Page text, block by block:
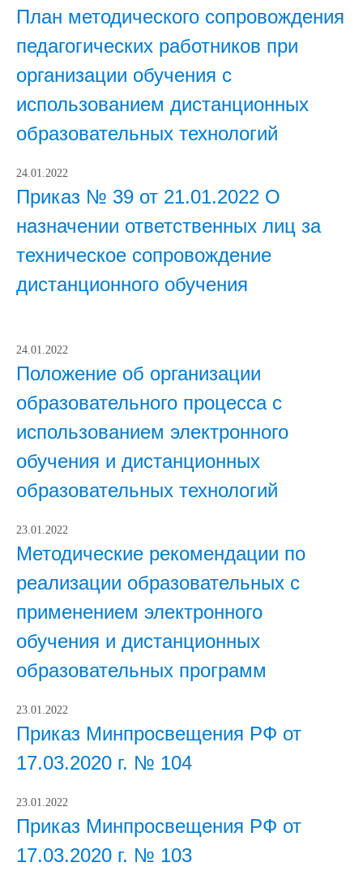
План методического сопровождения
педагогических работников при
организации обучения с
использованием дистанционных
образовательных технологий
24.01.2022
Приказ № 39 от 21.01.2022 О
назначении ответственных лиц за
техническое сопровождение
дистанционного обучения
24.01.2022
Положение об организации
образовательного процесса с
использованием электронного
обучения и дистанционных
образовательных технологий
23.01.2022
Методические рекомендации по
реализации образовательных с
применением электронного
обучения и дистанционных
образовательных программ
23.01.2022
Приказ Минпросвещения РФ от
17.03.2020 г. № 104
23.01.2022
Приказ Минпросвещения РФ от
17.03.2020 г. № 103